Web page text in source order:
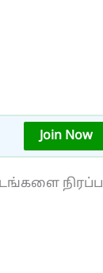
Join Now
நிரப்ப